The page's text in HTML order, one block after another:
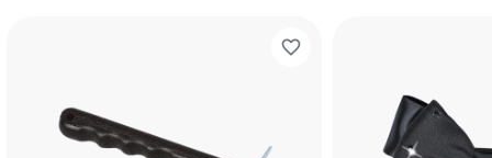
favorite_border